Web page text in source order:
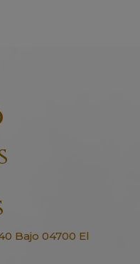
Bajo 04700 El